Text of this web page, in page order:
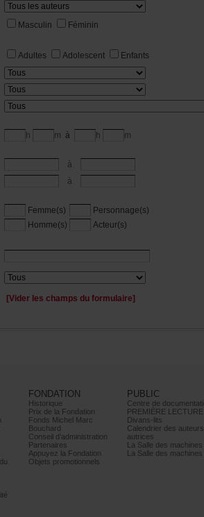
Masculin Féminin
Adultes Adolescent
Enfants
h m à h m
à
à
Femme(s)
Personnage(s)
Homme(s)
Acteur(s)
[Viderleschampsduformulaire]
FONDATION
Historique
PrixdelaFondation
FondsMichelMarc
Bouchard
Conseild’administration
Partenaires
AppuyezlaFondation
Objetspromotionnels
PUBLIC
PREMIÈRELECTURE
Divans-lits
autrices